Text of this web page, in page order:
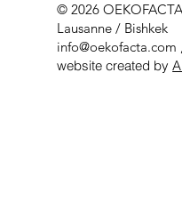
© 2026
Lausanne / Bishkek
info@oekofacta.com
website created by